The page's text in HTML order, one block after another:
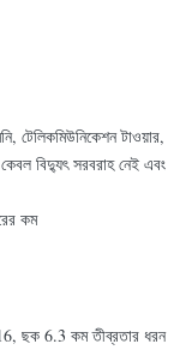
টাওয়ার,
কেবল বিদ্যুৎ সরবরাহ নেই এবং
কম
ছক 6.3 কম তীব্রতার ধরন